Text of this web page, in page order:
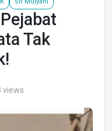
Tak
views